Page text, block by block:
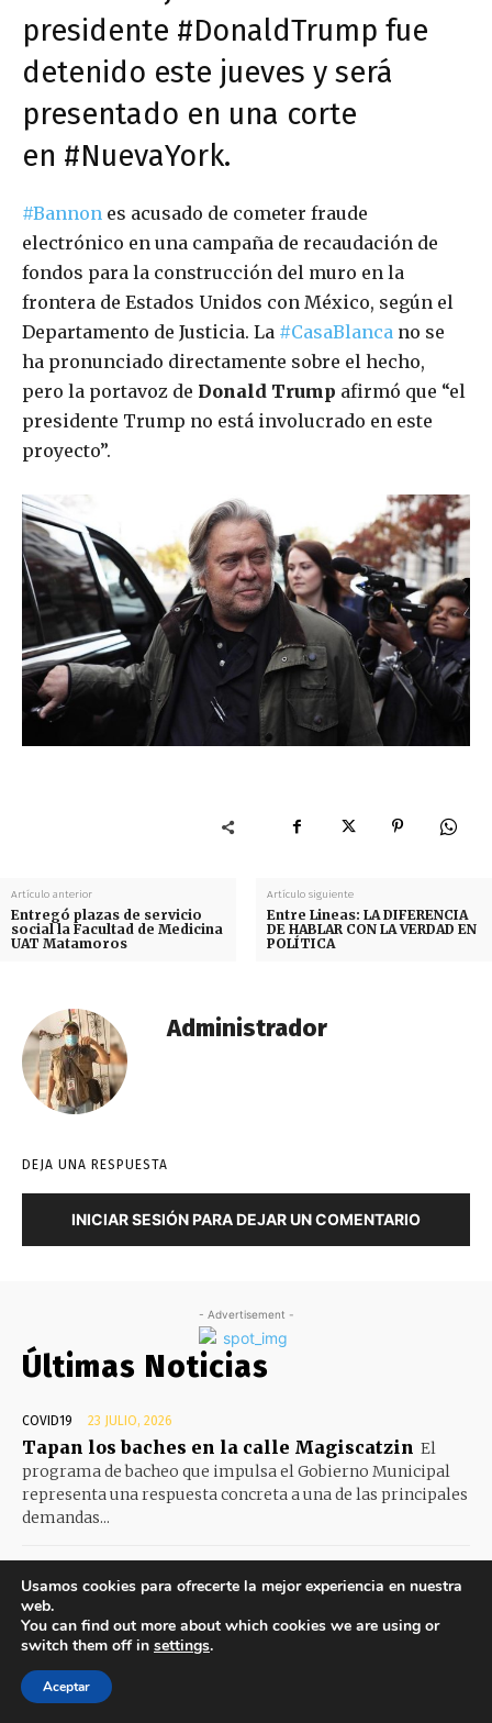
Usamos cookies para ofrecerte la mejor experiencia en nuestra
web.
You can find out more about which cookies we are using or
switch them off in settings.
Aceptar